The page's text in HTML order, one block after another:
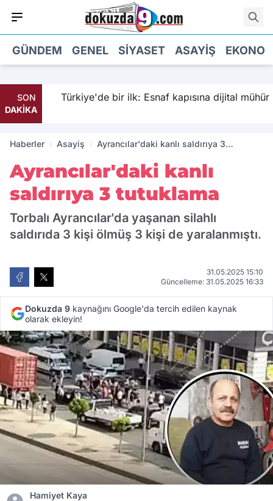
GÜNDEM GENEL SIYASET ASAYIŞ
SON
DAKİKA
Türkiye'de bir ilk: Esnaf kapısına dijital mühür
Haberler Asayiş
Ayrancılar'daki kanlı saldırıya 3
Ayrancılar'daki kanlı
saldırıya 3 tutuklama
Torbalı Ayrancılar'da yaşanan silahlı
saldırıda 3 kişi ölmüş 3 kişi de yaralanmıştı.
31.05.2025 15:10
Güncelleme: 31.05.2025 16:33
Dokuzda 9 kaynağını Google'da tercih edilen kaynak
olarak ekleyin!
Hamiyet Kaya